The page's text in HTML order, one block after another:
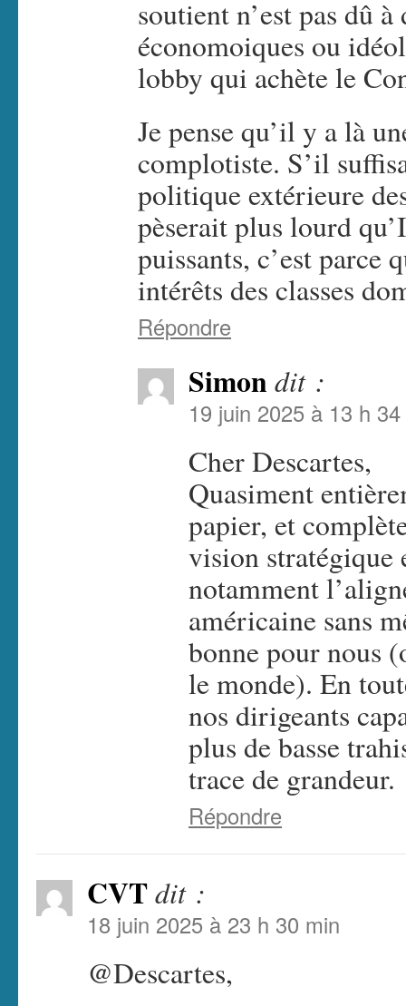
soutient n’est pas dû
économoiques ou
lobby qui achète le
Je pense qu’il y a là
complotiste. S’il
politique extérieure
pèserait plus lourd
puissants, c’est parce
intérêts des classes
Répondre
Simon dit :
19 juin 2025 à 13 h
Cher Descartes,
Quasiment
papier, et
vision stratégique
notamment
américaine sans
bonne pour nous
le monde). En
nos dirigeants
plus de basse
trace de grandeur.
Répondre
CVTdit :
18 juin 2025 à 23 h 30 min
@Descartes,